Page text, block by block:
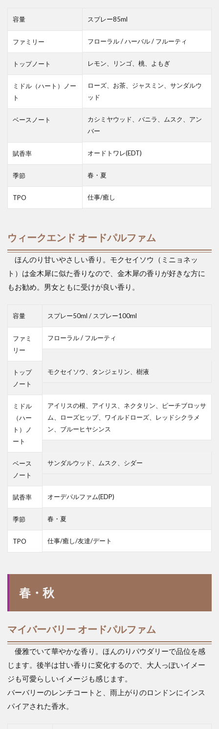
容量 スプレー85ml
ファミリー フローラル / ハーバル / フルーティ
トップノート レモン、リンゴ、桃、よもぎ
ミドル（ハート）ノー
ト
ローズ、お茶、ジャスミン、サンダルウ
ッド
ベースノート
カシミヤウッド、バニラ、ムスク、アン
バー
賦香率 オードトワレ(EDT)
季節 春・夏
TPO 仕事/癒し
ウィークエンド オードパルファム
ほんのり甘いやさしい香り。モクセイソウ（ミニョネッ
ト）は金木犀に似た香りなので、金木犀の香りが好きな方に
もお勧め。男女ともに受けが良い香り。
容量 スプレー50ml / スプレー100ml
ファミ
リー
フローラル / フルーティ
トップ
ノート
モクセイソウ、タンジェリン、樹液
ミドル
（ハー
ト）ノ
ート
アイリスの根、アイリス、ネクタリン、ピーチブロッサ
ム、ローズヒップ、ワイルドローズ、レッドシクラメ
ン、ブルーヒヤシンス
ベース
ノート
サンダルウッド、ムスク、シダー
賦香率 オーデパルファム(EDP)
季節 春・夏
TPO 仕事/癒し/友達/デート
春・秋
マイバーバリー オードパルファム
優雅でいて華やかな香り。ほんのりパウダリーで品位を感
じます。後半は甘い香りに変化するので、大人っぽいイメー
ジも可愛らしいイメージも感じます。
バーバリーのレンチコートと、雨上がりのロンドンにインス
パイアされた香水。